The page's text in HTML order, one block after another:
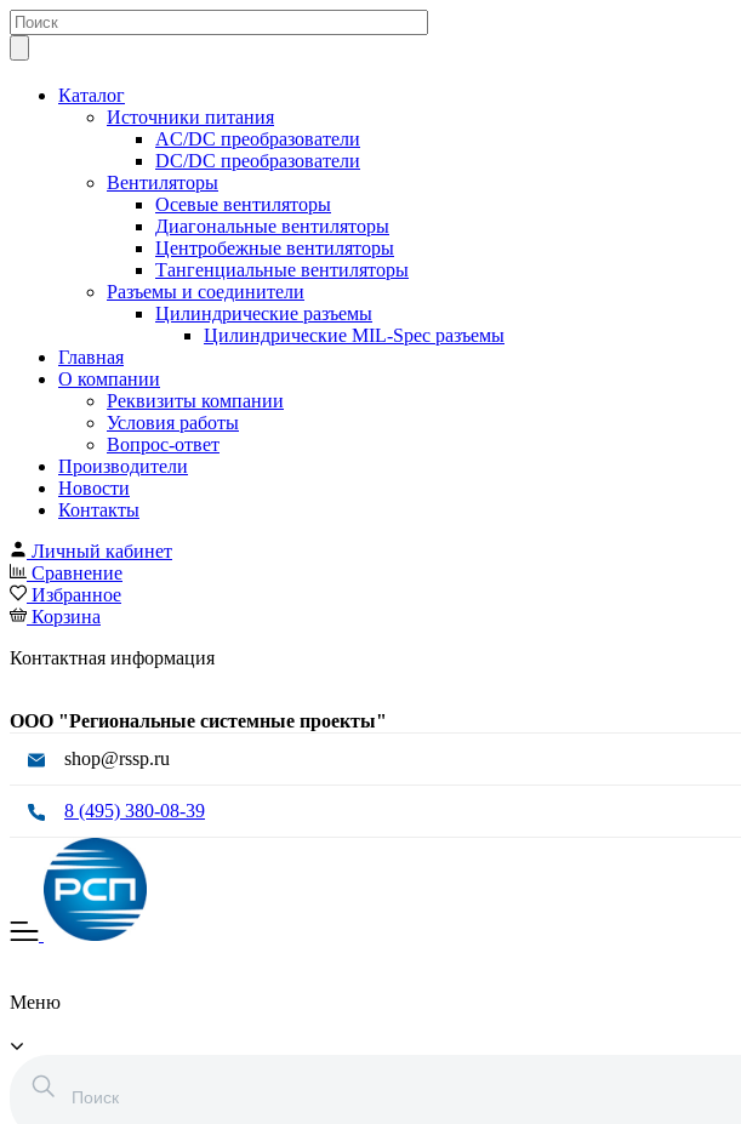
Каталог
Источники питания
AC/DC преобразователи
DC/DC преобразователи
Вентиляторы
Осевые вентиляторы
Диагональные вентиляторы
Центробежные вентиляторы
Тангенциальные вентиляторы
Разъемы и соединители
Цилиндрические разъемы
Цилиндрические MIL-Spec разъемы
Главная
О компании
Реквизиты компании
Условия работы
Вопрос-ответ
Производители
Новости
Контакты
Личный кабинет
Сравнение
Избранное
Корзина
Контактная информация
ООО "Региональные системные проекты"
shop@rssp.ru
8 (495) 380-08-39
Меню